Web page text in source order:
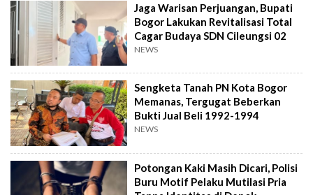
Jaga Warisan Perjuangan, Bupati
Bogor Lakukan Revitalisasi Total
Cagar Budaya SDN Cileungsi 02
NEWS
Sengketa Tanah PN Kota Bogor
Memanas, Tergugat Beberkan
Bukti Jual Beli 1992-1994
NEWS
Potongan Kaki Masih Dicari, Polisi
Buru Motif Pelaku Mutilasi Pria